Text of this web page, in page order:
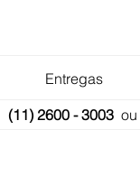
Entregas
(11) 2600 - 3003 ou